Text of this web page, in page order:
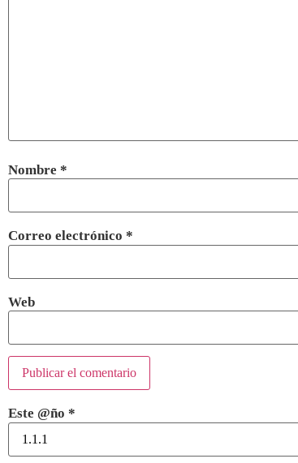
Nombre *
Correo electrónico *
Web
Este @ño *